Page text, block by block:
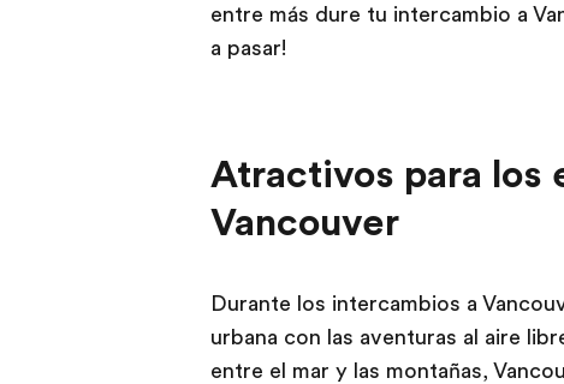
entre más dure tu intercambio a
a pasar!
Atractivos para los
Vancouver
Durante los intercambios a
urbana con las aventuras al aire
entre el mar y las montañas,